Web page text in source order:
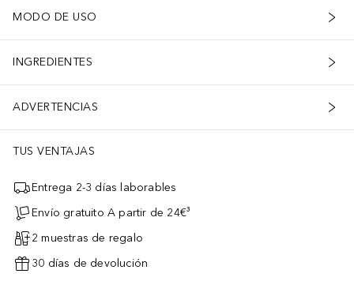
MODO DE USO
INGREDIENTES
ADVERTENCIAS
TUS VENTAJAS
Entrega 2-3 días laborables
Envío gratuito A partir de 24€³
2 muestras de regalo
30 días de devolución